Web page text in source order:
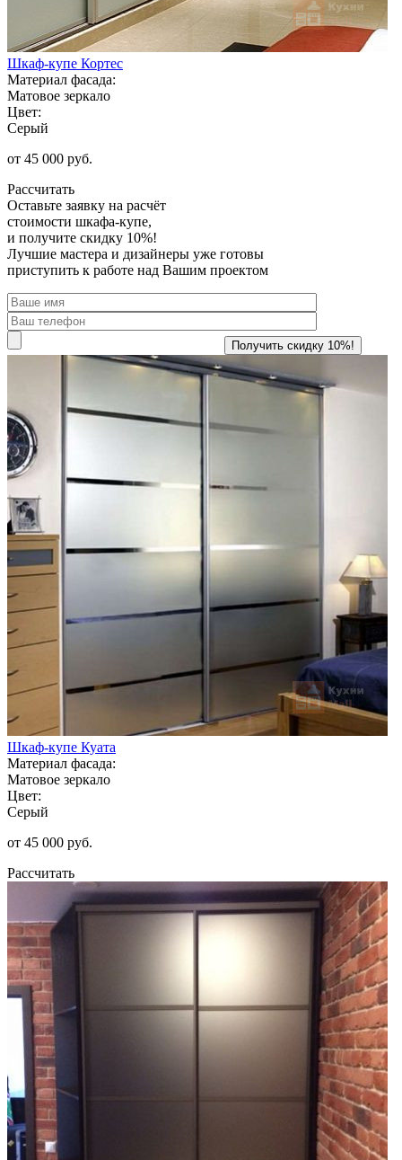
Шкаф-купе Кортес
Материал фасада:
Матовое зеркало
Цвет:
Серый
от 45 000 руб.
Рассчитать
Оставьте заявку на расчёт
стоимости шкафа-купе,
и получите скидку 10%!
Лучшие мастера и дизайнеры уже готовы
приступить к работе над Вашим проектом
Шкаф-купе Куата
Материал фасада:
Матовое зеркало
Цвет:
Серый
от 45 000 руб.
Рассчитать